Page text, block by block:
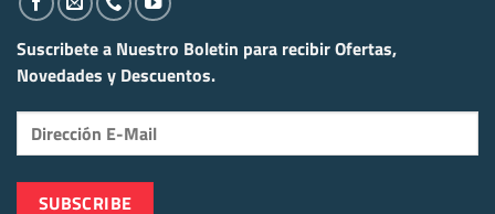
Suscribete a Nuestro Boletin para recibirOfertas,
Novedades y Descuentos.